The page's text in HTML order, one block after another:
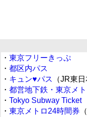
・ 東京フリーきっぷ
・ 都区内パス
・ キュン♥パス
（JR東日
・ 都営地下鉄・東京メ
・ Tokyo Subway Ticket
・ 東京メトロ24時間券 （